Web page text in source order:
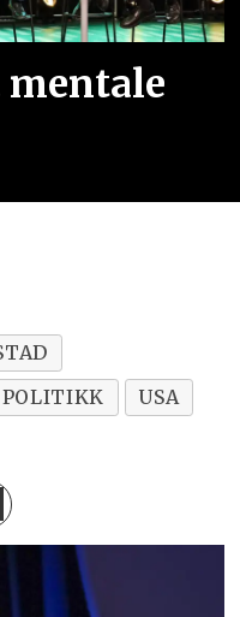
mentale
POLITIKK
USA